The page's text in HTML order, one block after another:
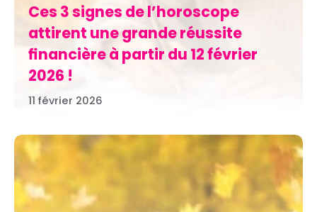
Ces 3 signes de l’horoscope
attirent une grande réussite
financière à partir du 12 février
2026 !
11 février 2026